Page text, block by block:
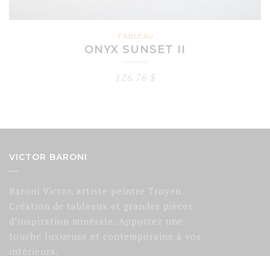
TABLEAU
ONYX SUNSET II
126.76 $
VICTOR BARONI
Baroni Victor, artiste peintre Troyen.
Création de tableaux et grandes pièces
d’inspiration minérale. Apportez une
touche luxueuse et contemporaine à vos
intérieurs.